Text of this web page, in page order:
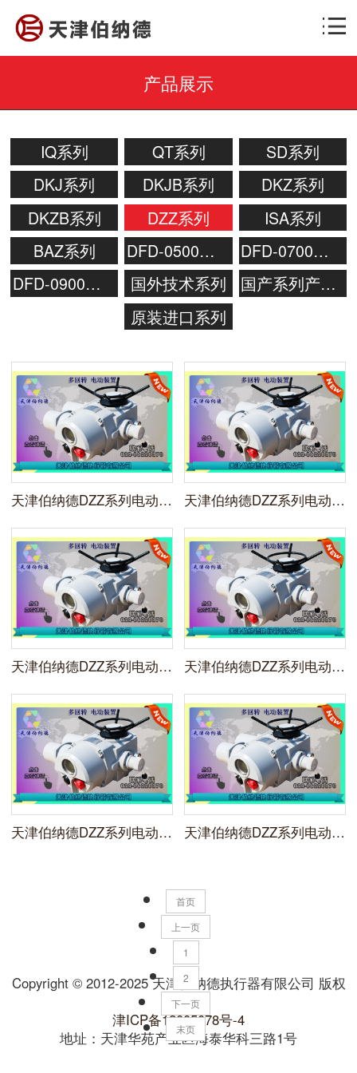
产品展示
IQ系列 QT系列
SD系列
DKJ系列
DKJB系列
DKZ系列
DKZB系列
DZZ系列
ISA系列
BAZ系列
DFD-0500电动操作器
DFD-0700电动操作器
DFD-0900电动操作器
国外技术系列
国产系列产品分类
原装进口系列
天津伯纳德DZZ系列电动装置DZZ500i型执行器 天津伯纳德DZZ系列电动装置DZZ350智能开关型执行器
天津伯纳德DZZ系列电动装置DZZ250智能开关型执行器 天津伯纳德DZZ系列电动装置DZZ180智能开关型执行器
天津伯纳德DZZ系列电动装置DZZ120智能开关型执行器 天津伯纳德DZZ系列电动装置DZZ90智能开关型执行器
首页
上一页
1
2
下一页
末页
Copyright © 2012-2025 天津伯纳德执行器有限公司 版权
所有
津ICP备12005078号-4
地址：天津华苑产业区海泰华科三路1号